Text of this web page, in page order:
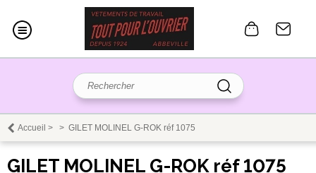
Accueil > > GILET MOLINEL G-ROK réf 1075
GILET MOLINEL G-ROK réf 1075